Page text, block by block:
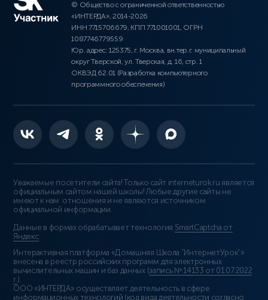
© Общество с ограниченной ответственностью
«ИНТЕРДА», 2014-2026
ИНН 7715706679, КПП 771001001, ОГРН
1087746779559
Юр. адрес: 125375, г. Москва, вн.тер.г. муниципальный
округ Тверской, ул. Тверская, д. 16, стр. 1
ОКВЭД 62.01 (Разработка компьютерного
программного обеспечения)
Уважаемые посетители сайта! Только сайт interneturok.ru является
официальным сайтом нашей школы! Любые другие сайты не
имеют к нам отношения и не являются источником
официальной информации.
Данные в формах обрабатывает технология SmartCaptcha от
Яндекс
Интерактивная платформа «Домашняя Школа “ИнтернетУрок”»
внесена в реестр российских программ для электронных
вычислительных машин и баз данных (запись № 14133 от 01.07.2022
г.).
ООО «ИНТЕРДА» осуществляет деятельность в сфере
информационных технологий (код вида деятельности согласно